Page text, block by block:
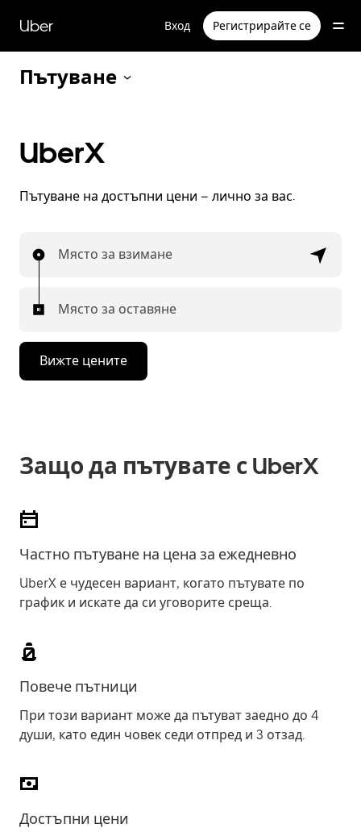
към
основното
съдържание
Uber Вход Регистрирайте се
Пътуване
UberX
Пътуване на достъпни цени – лично за вас.
Място за взимане
Място за оставяне
Вижте цените
Защо да пътувате с UberX
Частно пътуване на цена за ежедневно
UberX е чудесен вариант, когато пътувате по
график и искате да си уговорите среща.
Повече пътници
При този вариант може да пътуват заедно до 4
души, като един човек седи отпред и 3 отзад.
Достъпни цени